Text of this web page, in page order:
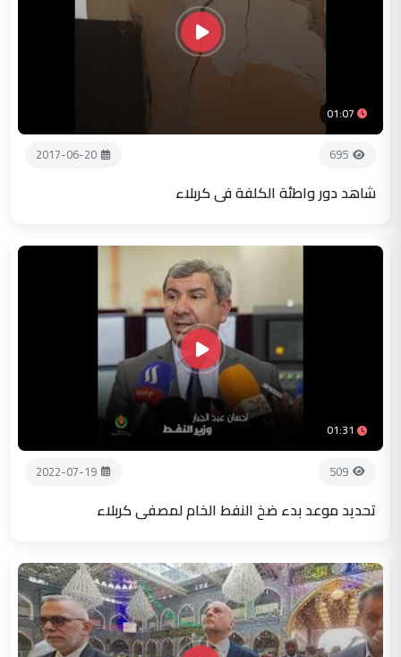
01:07
695
2017-06-20
شاهد دور واطئة الكلفة في كربلاء
01:31
509
2022-07-19
تحديد موعد بدء ضخ النفط الخام لمصفى كربلاء